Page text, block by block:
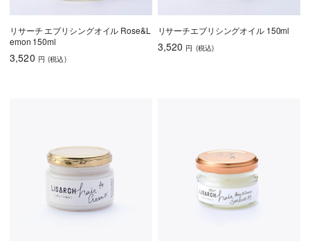
リサーチ エブリシングオイル Rose&L
emon 150ml
3,520 円 (税込)
リサーチエブリシングオイル 150ml
3,520 円 (税込)